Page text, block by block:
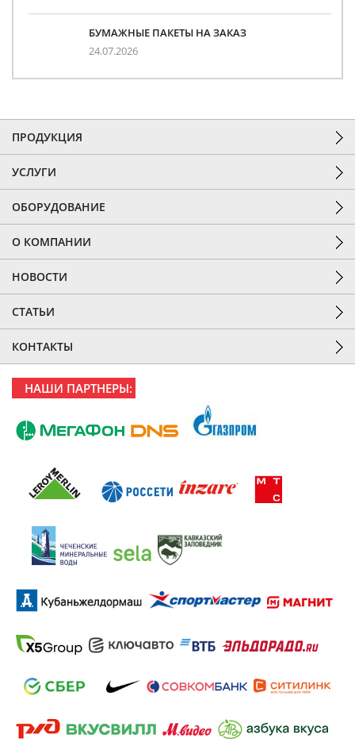
БУМАЖНЫЕ ПАКЕТЫ НА ЗАКАЗ
24.07.2026
ПРОДУКЦИЯ
УСЛУГИ
ОБОРУДОВАНИЕ
О КОМПАНИИ
НОВОСТИ
СТАТЬИ
КОНТАКТЫ
НАШИ ПАРТНЕРЫ: